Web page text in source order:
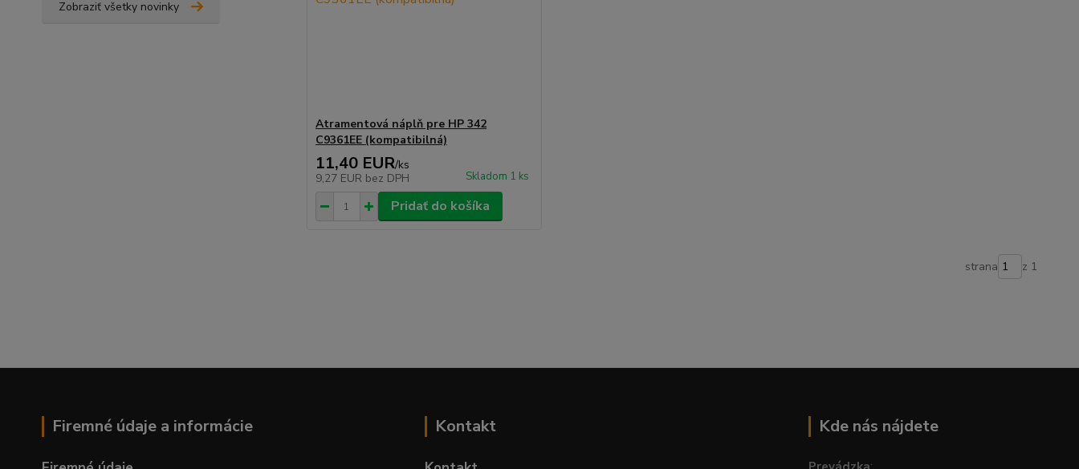
Zobraziť všetky novinky
Atramentová náplň pre HP 342
C9361EE (kompatibilná)
11,40 EUR/ks
9,27 EUR bez DPH Skladom 1 ks
Pridať do košíka
strana z 1
Firemné údaje a informácie Kontakt Kde nás nájdete